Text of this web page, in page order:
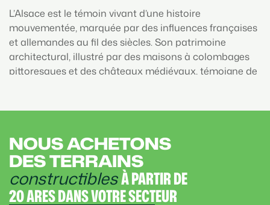
L’Alsace est le témoin vivant d’une histoire
mouvementée, marquée par des influences françaises
et allemandes au fil des siècles. Son patrimoine
architectural, illustré par des maisons à colombages
pittoresques et des châteaux médiévaux, témoigne de
charme historique tout en bénéficiant des
charme qui fait partie intégrante du paysage alsacien.
L’Alsace est mondialement connue pour sa
gastronomie exceptionnelle, mettant en avant des
plats traditionnels tels que la choucroute, la tarte
flambée et le foie gras. Les vins alsaciens, tels que le
NOUS ACHETONS
DES TERRAINS
constructiblesÀ PARTIR DE
20 ARES DANS VOTRE SECTEUR